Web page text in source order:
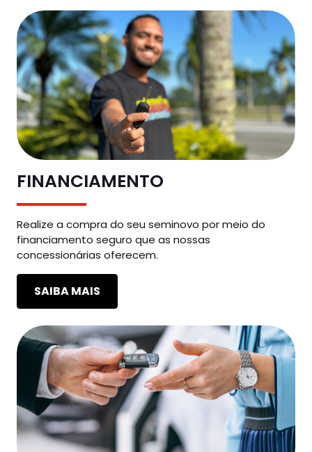
FINANCIAMENTO
Realize a compra do seu seminovo por meio do
financiamento seguro que as nossas
concessionárias oferecem.
SAIBA MAIS